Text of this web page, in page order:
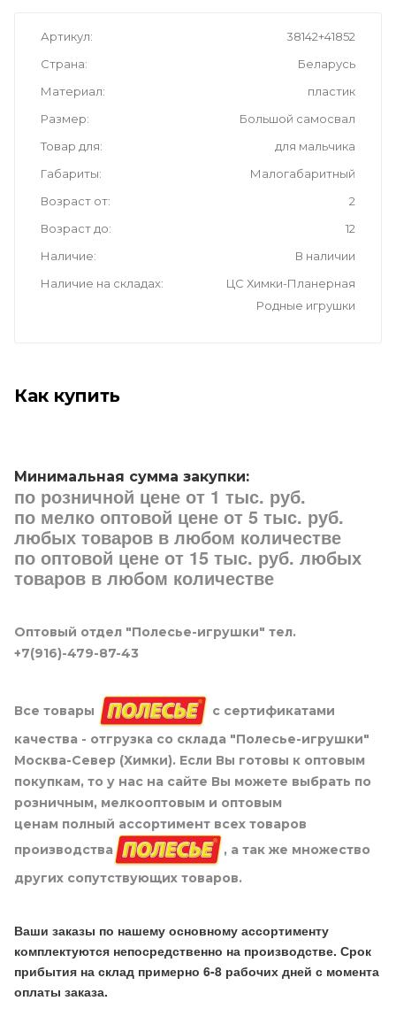
Артикул
38142+41852
Страна
Беларусь
Материал
пластик
Размер
Большой самосвал
Товар для
для мальчика
Габариты
Малогабаритный
Возраст от
2
Возраст до
12
Наличие
В наличии
Наличие на складах
ЦС Химки-Планерная
Родные игрушки
Как купить
Минимальная сумма закупки:
по розничной цене от 1 тыс. руб.
по мелко оптовой цене от 5 тыс. руб.
любых товаров в любом количестве
по оптовой цене от 15 тыс. руб. любых
товаров в любом количестве
Оптовый отдел "Полесье-игрушки" тел.
+7(916)-479-87-43
Все товары
с сертификатами
качества - отгрузка со склада "Полесье-игрушки"
Москва-Север (Химки). Если Вы готовы к оптовым
покупкам, то у нас на сайте Вы можете выбрать по
розничным, мелкооптовым и оптовым
ценам полный ассортимент всех товаров
производства
, а так же множество
других сопутствующих товаров.
Ваши заказы по нашему основному ассортименту
комплектуются непосредственно на производстве. Срок
прибытия на склад примерно 6-8 рабочих дней с момента
оплаты заказа.